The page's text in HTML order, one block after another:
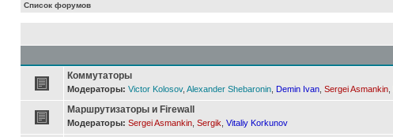
Список форумов
Коммутаторы
Модераторы: Victor Kolosov, Alexander Shebaronin Demin Ivan Sergei Asmankin
Маршрутизаторы и Firewall
Модераторы: Sergei Asmankin Sergik Vitaliy Korkunov